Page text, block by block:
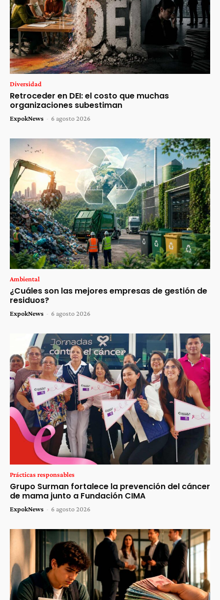
Diversidad
Retroceder en DEI: el costo que muchas
organizaciones subestiman
ExpokNews - 6 agosto 2026
Ambiental
¿Cuáles son las mejores empresas de gestión de
residuos?
ExpokNews - 6 agosto 2026
Prácticas responsables
Grupo Surman fortalece la prevención del cáncer
de mama junto a Fundación CIMA
ExpokNews - 6 agosto 2026